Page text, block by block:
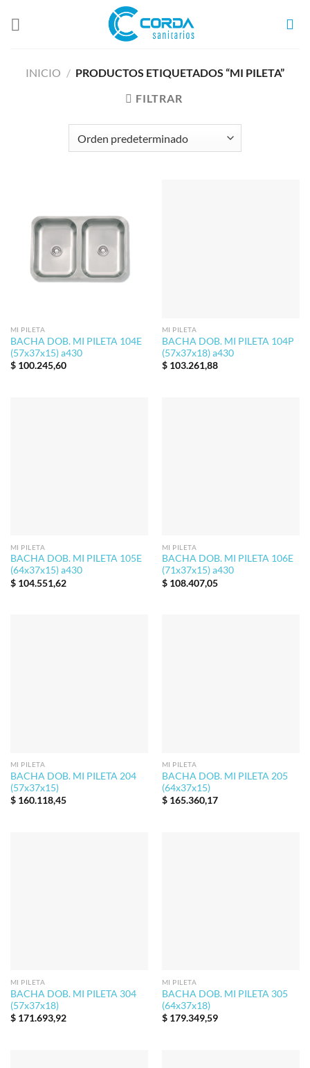
INICIO / PRODUCTOS ETIQUETADOS “MI PILETA”
FILTRAR
MI PILETA
BACHA DOB. MI PILETA 104E
(57x37x15) a430
$100.245,60
MI PILETA
BACHA DOB. MI PILETA 104P
(57x37x18) a430
$103.261,88
MI PILETA
BACHA DOB. MI PILETA 105E
(64x37x15) a430
$104.551,62
MI PILETA
BACHA DOB. MI PILETA 106E
(71x37x15) a430
$108.407,05
MI PILETA
BACHA DOB. MI PILETA 204
(57x37x15)
$160.118,45
MI PILETA
BACHA DOB. MI PILETA 205
(64x37x15)
$165.360,17
MI PILETA
BACHA DOB. MI PILETA 304
(57x37x18)
$171.693,92
MI PILETA
BACHA DOB. MI PILETA 305
(64x37x18)
$179.349,59